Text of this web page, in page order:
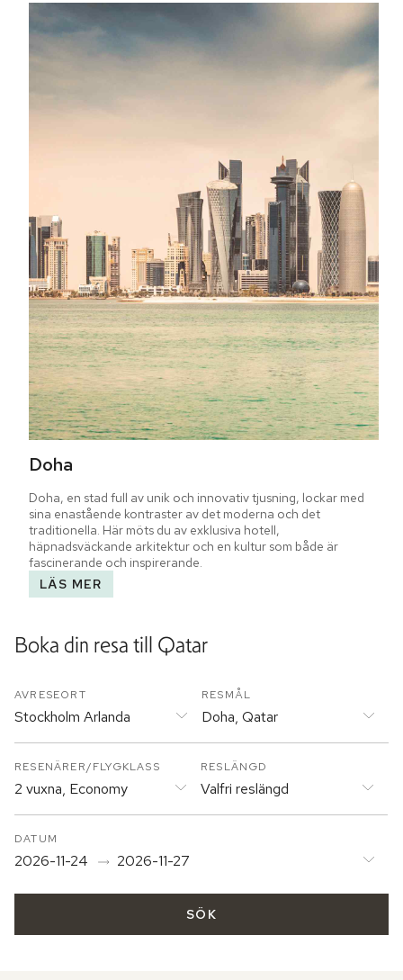
Doha
Doha, en stad full av unik och innovativ tjusning, lockar med
sina enastående kontraster av det moderna och det
traditionella. Här möts du av exklusiva hotell,
häpnadsväckande arkitektur och en kultur som både är
fascinerande och inspirerande.
LÄS MER
Boka din resa till Qatar
AVRESEORT
Stockholm Arlanda
RESMÅL
Doha, Qatar
RESLÄNGD
Valfri reslängd
DATUM
2026-11-24 2026-11-27
RESENÄRER/FLYGKLASS
2 vuxna, Economy
SÖK